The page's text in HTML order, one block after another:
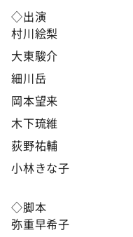
◇出演
村川絵梨
大東駿介
細川岳
岡本望来
木下琉維
荻野祐輔
小林きな子
◇脚本
弥重早希子